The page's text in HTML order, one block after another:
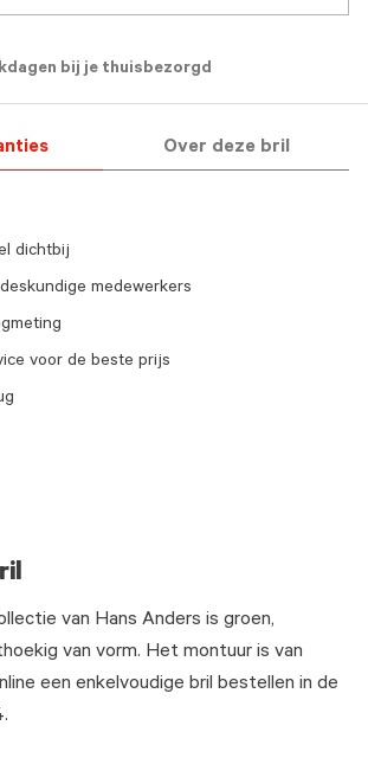
bij je thuisbezorgd
Over deze bril
van Hans Anders is groen,
van vorm. Het montuur is van
een enkelvoudige bril bestellen in de
dichtbij
medewerkers
voor de beste prijs